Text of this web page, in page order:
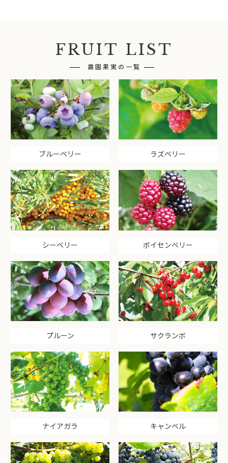
FRUIT LIST
農園果実の一覧
ブルーベリー ラズベリー
シーベリー ボイセンベリー
プルーン サクランボ
ナイアガラ キャンベル